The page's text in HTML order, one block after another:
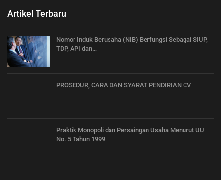
Artikel Terbaru
Nomor Induk Berusaha (NIB) Berfungsi Sebagai SIUP,
TDP, API dan…
PROSEDUR, CARA DAN SYARAT PENDIRIAN CV
Praktik Monopoli dan Persaingan Usaha Menurut UU
No. 5 Tahun 1999